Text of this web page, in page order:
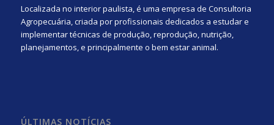
Localizada no interior paulista, é uma empresa de Consultoria
Agropecuária, criada por profissionais dedicados a estudar e
implementar técnicas de produção, reprodução, nutrição,
planejamentos, e principalmente o bem estar animal.
ÚLTIMAS NOTÍCIAS